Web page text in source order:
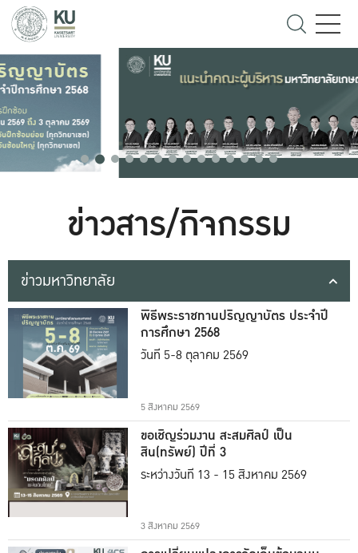
ข่าวสาร/กิจกรรม
ข่าวมหาวิทยาลัย
พิธีพระราชทานปริญญาบัตร ประจำปี
การศึกษา 2568
วันที่ 5-8 ตุลาคม 2569
5 สิงหาคม 2569
ขอเชิญร่วมงาน สะสมศิลป์ เป็น
สิน(ทรัพย์) ปีที่ 3
ระหว่างวันที่ 13 - 15 สิงหาคม 2569
3 สิงหาคม 2569